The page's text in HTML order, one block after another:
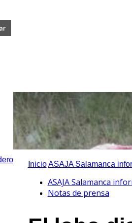
Inicio ASAJA Salamanca
ASAJA Salamanca
Notas de prensa